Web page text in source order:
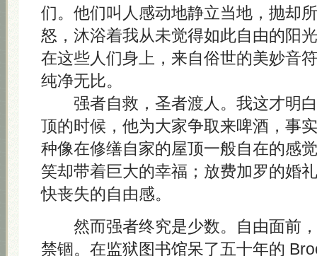
们。他们叫人感动地静立当地，抛却
怒，沐浴着我从未觉得如此自由的阳
在这些人们身上，来自俗世的美妙音
纯净无比。
强者自救，圣者渡人。我这才明白
顶的时候，他为大家争取来啤酒，事
种像在修缮自家的屋顶一般自在的感
笑却带着巨大的幸福；放费加罗的婚
快丧失的自由感。
然而强者终究是少数。自由面前，
禁锢。在监狱图书馆呆了五十年的